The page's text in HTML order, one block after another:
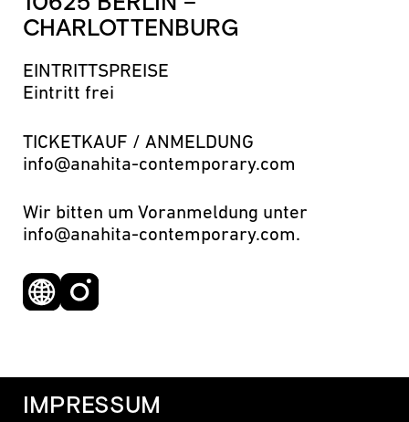
CHARLOTTENBURG
EINTRITTSPREISE
Eintritt frei
TICKETKAUF / ANMELDUNG
info@anahita-contemporary.com
Wir bitten um Voranmeldung unter
info@anahita-contemporary.com.
IMPRESSUM